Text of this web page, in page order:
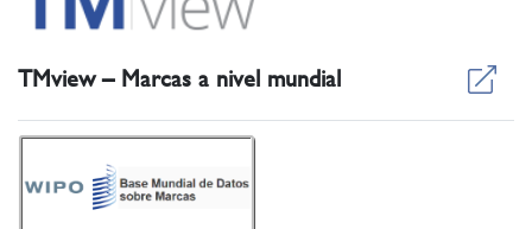
TMview – Marcas a nivel mundial